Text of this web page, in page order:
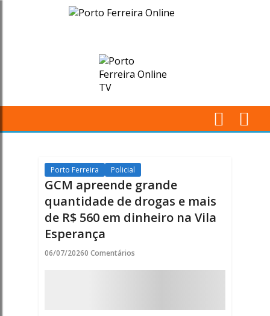
GCM
grande
quantidade
e
mais
de
R$
Porto Ferreira Policial
GCM apreende grande
quantidade de drogas e mais
de R$ 560 em dinheiro na Vila
Esperança
06/07/20260 Comentários